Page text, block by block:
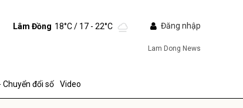
Lâm Đồng 18°C/ 17 - 22°C Đăng nhập
Lam Dong News
Chuyển đổi số Video